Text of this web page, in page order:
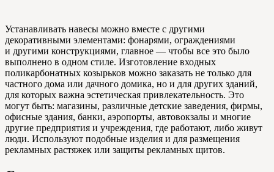
Устанавливать навесы можно вместе с другими
декоративными элементами: фонарями, ограждениями
и другими конструкциями, главное — чтобы все это было
выполнено в одном стиле. Изготовление входных
поликарбонатных козырьков можно заказать не только для
частного дома или дачного домика, но и для других зданий,
для которых важна эстетическая привлекательность. Это
могут быть: магазины, различные детские заведения, фирмы,
офисные здания, банки, аэропорты, автовокзалы и многие
другие предприятия и учреждения, где работают, либо живут
люди. Используют подобные изделия и для размещения
рекламных растяжек или защиты рекламных щитов.